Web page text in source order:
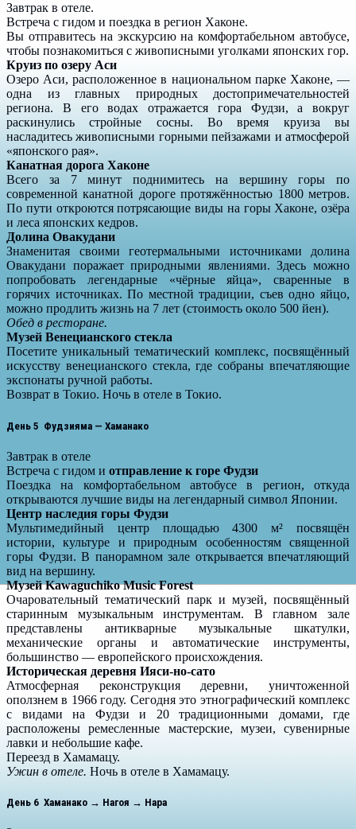
Завтрак в отеле.
Встреча с гидом и поездка в регион Хаконе.
Вы отправитесь на экскурсию на комфортабельном автобусе,
чтобы познакомиться с живописными уголками японских гор.
Круиз по озеру Аси
Озеро Аси, расположенное в национальном парке Хаконе, —
одна из главных природных достопримечательностей
региона. В его водах отражается гора Фудзи, а вокруг
раскинулись стройные сосны. Во время круиза вы
насладитесь живописными горными пейзажами и атмосферой
«японского рая».
Канатная дорога Хаконе
Всего за 7 минут поднимитесь на вершину горы по
современной канатной дороге протяжённостью 1800 метров.
По пути откроются потрясающие виды на горы Хаконе, озёра
и леса японских кедров.
Долина Овакудани
Знаменитая своими геотермальными источниками долина
Овакудани поражает природными явлениями. Здесь можно
попробовать легендарные «чёрные яйца», сваренные в
горячих источниках. По местной традиции, съев одно яйцо,
можно продлить жизнь на 7 лет (стоимость около 500 йен).
Обед в ресторане.
Музей Венецианского стекла
Посетите уникальный тематический комплекс, посвящённый
искусству венецианского стекла, где собраны впечатляющие
экспонаты ручной работы.
Возврат в Токио. Ночь в отеле в Токио.
День 5 Фудзияма — Хаманако
Завтрак в отеле
Встреча с гидом и отправление к горе Фудзи
Поездка на комфортабельном автобусе в регион, откуда
открываются лучшие виды на легендарный символ Японии.
Центр наследия горы Фудзи
Мультимедийный центр площадью 4300 м² посвящён
истории, культуре и природным особенностям священной
горы Фудзи. В панорамном зале открывается впечатляющий
вид на вершину.
Музей Kawaguchiko Music Forest
Очаровательный тематический парк и музей, посвящённый
старинным музыкальным инструментам. В главном зале
представлены антикварные музыкальные шкатулки,
механические органы и автоматические инструменты,
большинство — европейского происхождения.
Историческая деревня Ияси-но-сато
Атмосферная реконструкция деревни, уничтоженной
оползнем в 1966 году. Сегодня это этнографический комплекс
с видами на Фудзи и 20 традиционными домами, где
расположены ремесленные мастерские, музеи, сувенирные
лавки и небольшие кафе.
Переезд в Хамамацу.
Ужин в отеле. Ночь в отеле в Хамамацу.
День 6 Хаманако → Нагоя → Нара